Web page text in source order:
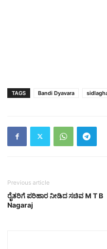
TAGS Bandi Dyavara
Previous article
ರೈತರಿಗೆ ಪರಿಹಾರ ನೀಡಿದ ಸಚಿವ M T B
Nagaraj